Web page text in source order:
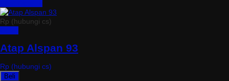
Rp (hubungi cs)
Atap Alspan 93
Rp (hubungi cs)
Beli